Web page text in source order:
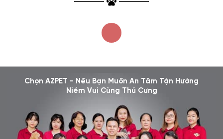
Chọn AZPET - Nếu Bạn Muốn An Tâm Tận Hưởng
Niềm Vui Cùng Thú Cưng